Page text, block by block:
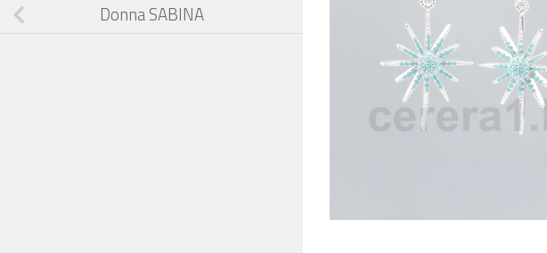
Donna SABINA